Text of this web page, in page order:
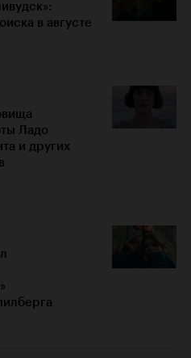
в августе
Ладо
и других